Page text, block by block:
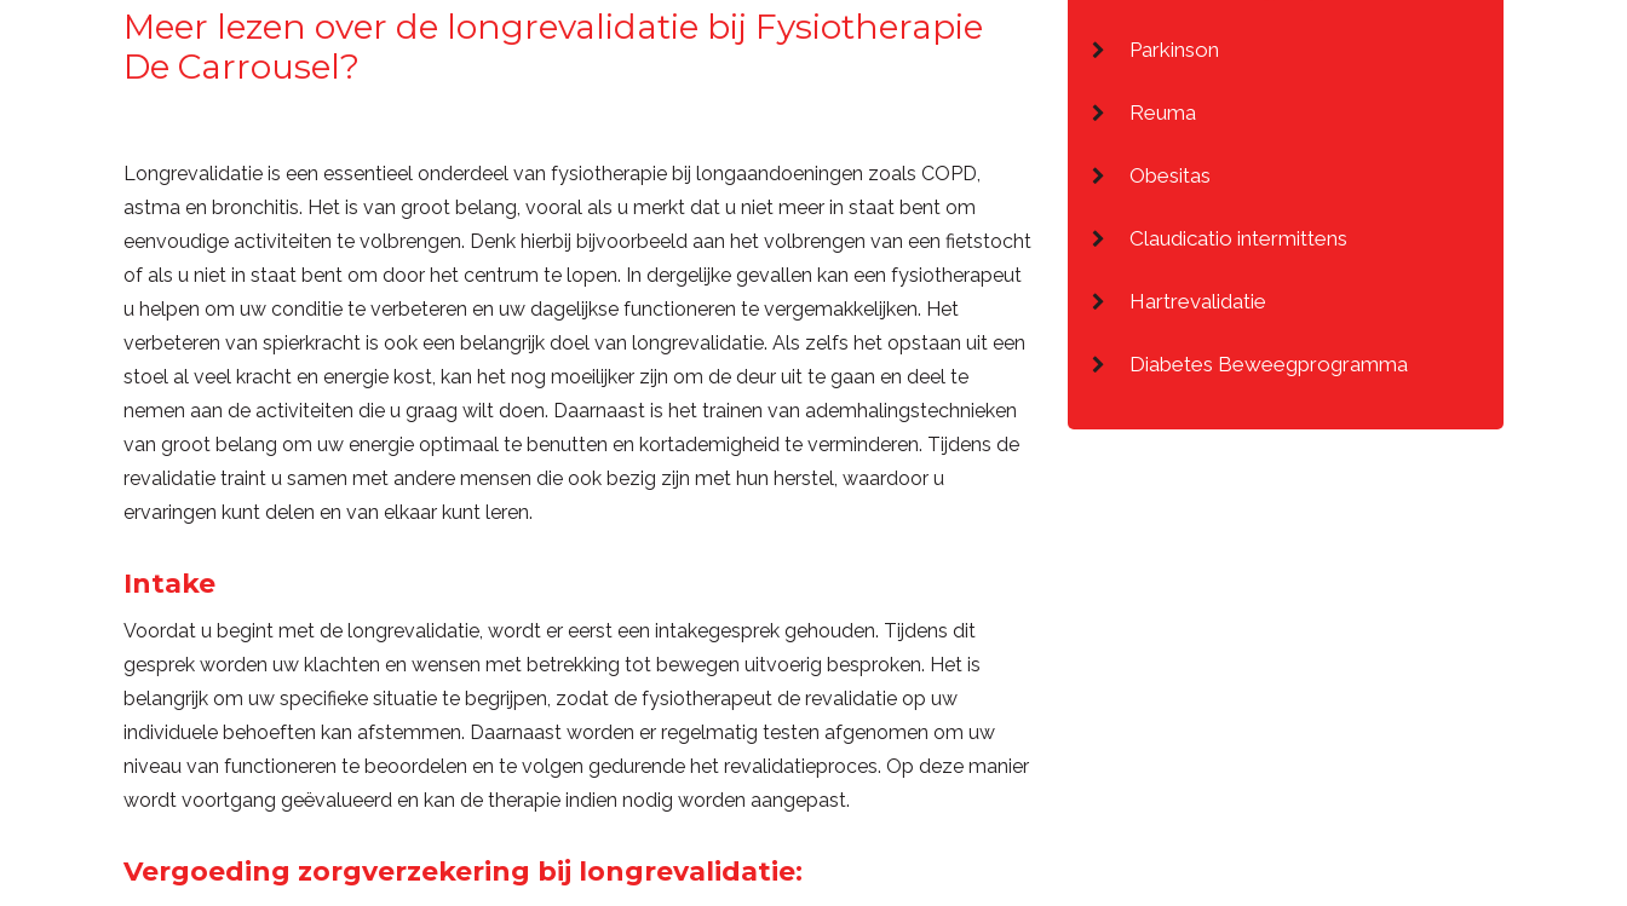
Meer lezen over de longrevalidatie bij Fysiotherapie
De Carrousel?
Longrevalidatie is een essentieel onderdeel van fysiotherapie bij longaandoeningen zoals COPD,
astma en bronchitis. Het is van groot belang, vooral als u merkt dat u niet meer in staat bent om
eenvoudige activiteiten te volbrengen. Denk hierbij bijvoorbeeld aan het volbrengen van een fietstocht
of als u niet in staat bent om door het centrum te lopen. In dergelijke gevallen kan een fysiotherapeut
u helpen om uw conditie te verbeteren en uw dagelijkse functioneren te vergemakkelijken. Het
verbeteren van spierkracht is ook een belangrijk doel van longrevalidatie. Als zelfs het opstaan uit een
stoel al veel kracht en energie kost, kan het nog moeilijker zijn om de deur uit te gaan en deel te
nemen aan de activiteiten die u graag wilt doen. Daarnaast is het trainen van ademhalingstechnieken
van groot belang om uw energie optimaal te benutten en kortademigheid te verminderen. Tijdens de
revalidatie traint u samen met andere mensen die ook bezig zijn met hun herstel, waardoor u
ervaringen kunt delen en van elkaar kunt leren.
Intake
Voordat u begint met de longrevalidatie, wordt er eerst een intakegesprek gehouden. Tijdens dit
gesprek worden uw klachten en wensen met betrekking tot bewegen uitvoerig besproken. Het is
belangrijk om uw specifieke situatie te begrijpen, zodat de fysiotherapeut de revalidatie op uw
individuele behoeften kan afstemmen. Daarnaast worden er regelmatig testen afgenomen om uw
niveau van functioneren te beoordelen en te volgen gedurende het revalidatieproces. Op deze manier
wordt voortgang geëvalueerd en kan de therapie indien nodig worden aangepast.
Vergoeding zorgverzekering bij longrevalidatie:
Parkinson
Reuma
Obesitas
Claudicatio intermittens
Hartrevalidatie
Diabetes Beweegprogramma